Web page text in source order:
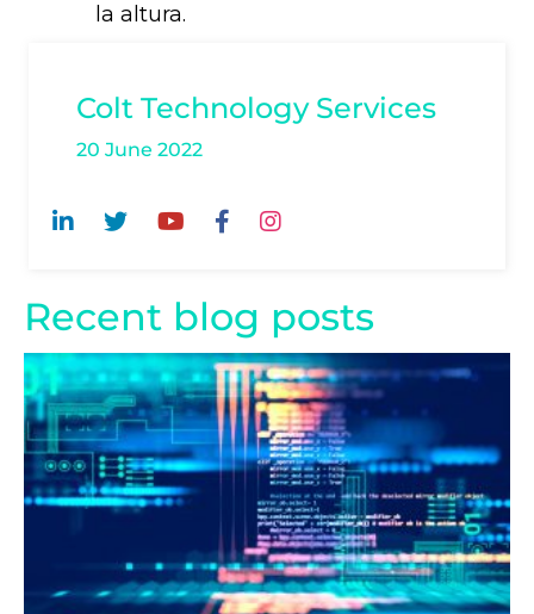
la altura.
Colt Technology Services
20 June 2022
Recent blog posts